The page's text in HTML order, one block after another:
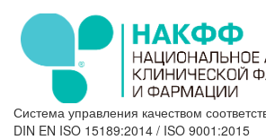
Система управления качеством
DIN EN ISO 15189:2014 / ISO 9001:2015